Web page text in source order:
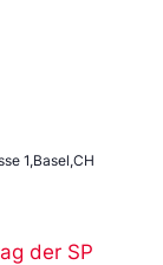
1,Basel,CH
der SP